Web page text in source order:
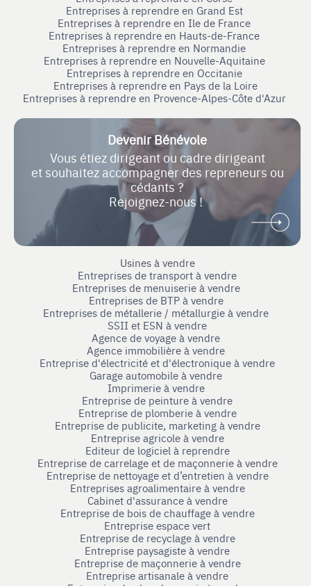
Entreprises à reprendre en Grand Est
Entreprises à reprendre en Ile de France
Entreprises à reprendre en Hauts-de-France
Entreprises à reprendre en Normandie
Entreprises à reprendre en Nouvelle-Aquitaine
Entreprises à reprendre en Occitanie
Entreprises à reprendre en Pays de la Loire
Entreprises à reprendre en Provence-Alpes-Côte d'Azur
Devenir Bénévole
Vous étiez dirigeant ou cadre dirigeant
et souhaitez accompagner des repreneurs ou
cédants ?
Rejoignez-nous !
Usines à vendre
Entreprises de transport à vendre
Entreprises de menuiserie à vendre
Entreprises de BTP à vendre
Entreprises de métallerie / métallurgie à vendre
SSII et ESN à vendre
Agence de voyage à vendre
Agence immobilière à vendre
Entreprise d'électricité et d'électronique à vendre
Garage automobile à vendre
Imprimerie à vendre
Entreprise de peinture à vendre
Entreprise de plomberie à vendre
Entreprise de publicite, marketing à vendre
Entreprise agricole à vendre
Editeur de logiciel à reprendre
Entreprise de carrelage et de maçonnerie à vendre
Entreprise de nettoyage et d’entretien à vendre
Entreprises agroalimentaire à vendre
Cabinet d'assurance à vendre
Entreprise de bois de chauffage à vendre
Entreprise espace vert
Entreprise de recyclage à vendre
Entreprise paysagiste à vendre
Entreprise de maçonnerie à vendre
Entreprise artisanale à vendre